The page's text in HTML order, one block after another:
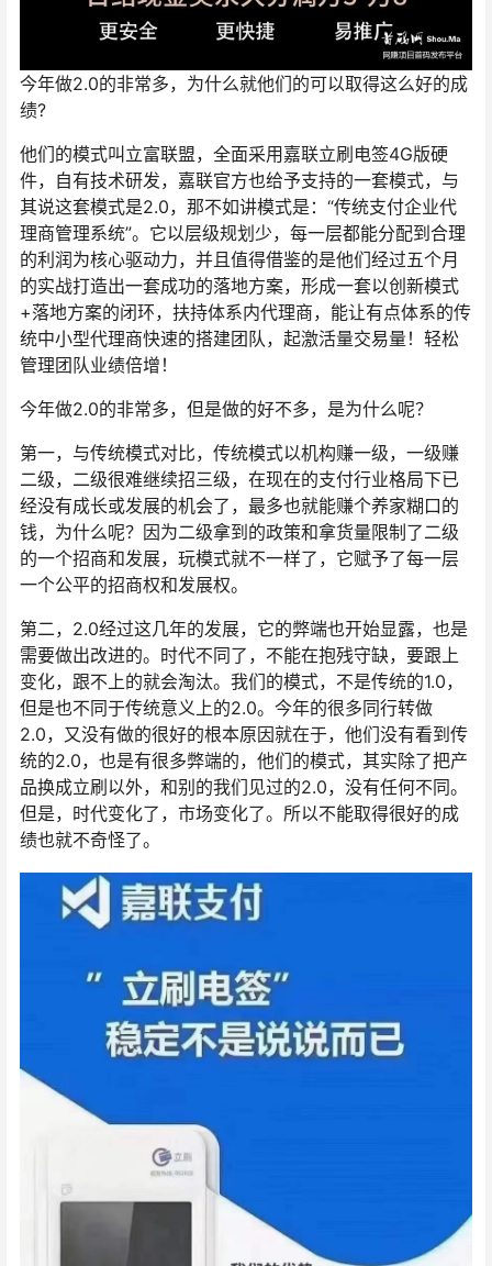
今年做2.0的非常多，为什么就他们的可以取得这么好的成
绩?
他们的模式叫立富联盟，全面采用嘉联立刷电签4G版硬
件，自有技术研发，嘉联官方也给予支持的一套模式，与
其说这套模式是2.0，那不如讲模式是：“传统支付企业代
理商管理系统”。它以层级规划少，每一层都能分配到合理
的利润为核心驱动力，并且值得借鉴的是他们经过五个月
的实战打造出一套成功的落地方案，形成一套以创新模式
+落地方案的闭环，扶持体系内代理商，能让有点体系的传
统中小型代理商快速的搭建团队，起激活量交易量！轻松
管理团队业绩倍增！
今年做2.0的非常多，但是做的好不多，是为什么呢？
第一，与传统模式对比，传统模式以机构赚一级，一级赚
二级，二级很难继续招三级，在现在的支付行业格局下已
经没有成长或发展的机会了，最多也就能赚个养家糊口的
钱，为什么呢？因为二级拿到的政策和拿货量限制了二级
的一个招商和发展，玩模式就不一样了，它赋予了每一层
一个公平的招商权和发展权。
第二，2.0经过这几年的发展，它的弊端也开始显露，也是
需要做出改进的。时代不同了，不能在抱残守缺，要跟上
变化，跟不上的就会淘汰。我们的模式，不是传统的1.0，
但是也不同于传统意义上的2.0。今年的很多同行转做
2.0，又没有做的很好的根本原因就在于，他们没有看到传
统的2.0，也是有很多弊端的，他们的模式，其实除了把产
品换成立刷以外，和别的我们见过的2.0，没有任何不同。
但是，时代变化了，市场变化了。所以不能取得很好的成
绩也就不奇怪了。